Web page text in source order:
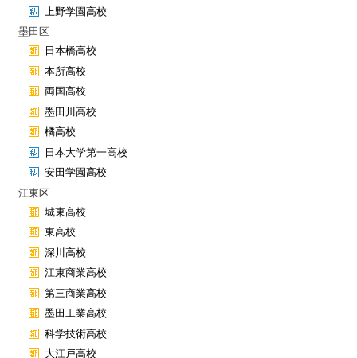
上野学園高校
墨田区
日本橋高校
本所高校
両国高校
墨田川高校
橘高校
日本大学第一高校
安田学園高校
江東区
城東高校
東高校
深川高校
江東商業高校
第三商業高校
墨田工業高校
科学技術高校
大江戸高校